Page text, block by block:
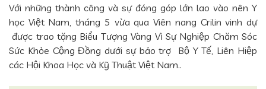
Với những thành công và sự đóng góp lớn lao vào nên Y
học Việt Nam, tháng 5 vừa qua Viên nang Crilin vinh dự
được trao tặng Biểu Tượng Vàng Vì Sự Nghiệp Chăm Sóc
Sức Khỏe Cộng Đồng dưới sự bảo trợ Bộ Y Tế, Liên Hiệp
các Hội Khoa Học và Kỹ Thuật Việt Nam..